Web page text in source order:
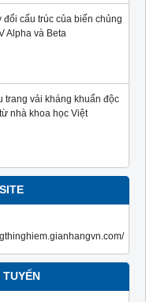
đổi cấu trúc của biến chủng
Alpha và Beta
trang vải kháng khuẩn độc
nhà khoa học Việt